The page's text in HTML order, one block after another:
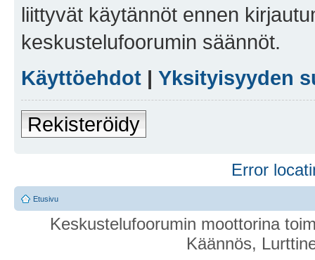
liittyvät käytännöt ennen
keskustelufoorumin säännöt.
Käyttöehdot | Yksityisyyden
Rekisteröidy
Error
Etusivu
Keskustelufoorumin moottorina
Käännös,